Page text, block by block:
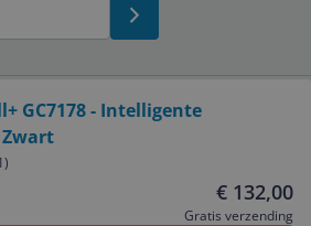
GC7178 - Intelligente
)
€ 132,00
Gratis verzending